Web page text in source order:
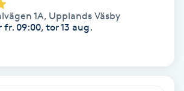
1A, Upplands Väsby
fr. 09:00, tor 13 aug.